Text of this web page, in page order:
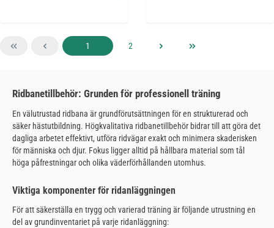
Sida
1 Sida
2
Ridbanetillbehör: Grunden för professionell träning
En välutrustad ridbana är grundförutsättningen för en strukturerad och
säker hästutbildning. Högkvalitativa ridbanetillbehör bidrar till att göra det
dagliga arbetet effektivt, utföra ridvägar exakt och minimera skaderisken
för människa och djur. Fokus ligger alltid på hållbara material som tål
höga påfrestningar och olika väderförhållanden utomhus.
Viktiga komponenter för ridanläggningen
För att säkerställa en trygg och varierad träning är följande utrustning en
del av grundinventariet på varje ridanläggning: